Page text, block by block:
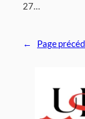
27…
← Page